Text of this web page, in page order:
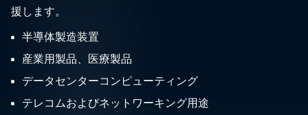
援します。
半導体製造装置
産業用製品、医療製品
データセンターコンピューティング
テレコムおよびネットワーキング用途